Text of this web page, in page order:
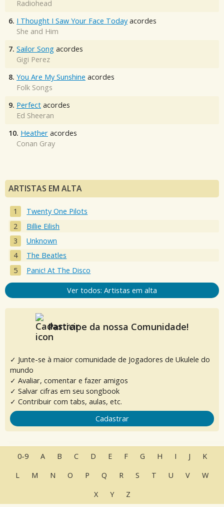
Radiohead
6. I Thought I Saw Your Face Today acordes
She and Him
7. Sailor Song acordes
Gigi Perez
8. You Are My Sunshine acordes
Folk Songs
9. Perfect acordes
Ed Sheeran
10. Heather acordes
Conan Gray
ARTISTAS EM ALTA
Twenty One Pilots
Billie Eilish
Unknown
The Beatles
Panic! At The Disco
Ver todos: Artistas em alta
Participe da nossa Comunidade!
✓ Junte-se à maior comunidade de Jogadores de Ukulele do
mundo
✓ Avaliar, comentar e fazer amigos
✓ Salvar cifras em seu songbook
✓ Contribuir com tabs, aulas, etc.
Cadastrar
0-9 A B C D E F G H I J
K
L
M N O P Q R S T U V
W
X
Y Z